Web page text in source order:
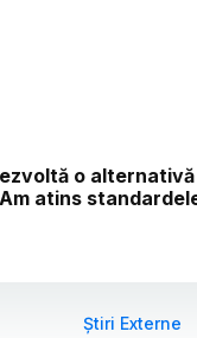
o
atins
Știri Externe